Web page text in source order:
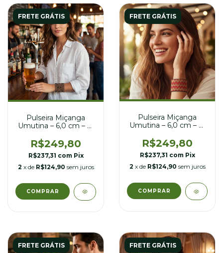
FRETE GRÁTIS
Pulseira Miçanga
Umutina – 6,0 cm – nº
R$249,80
R$237,31 com Pix
2 x de R$124,90 sem juros
FRETE GRÁTIS
Pulseira Miçanga
Umutina – 6,0 cm – nº
R$249,80
R$237,31 com Pix
2 x de R$124,90 sem juros
FRETE GRÁTIS FRETE GRÁTIS